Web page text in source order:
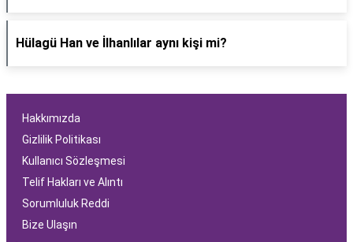
Hülagü Han ve İlhanlılar aynı kişi mi?
Hakkımızda
Gizlilik Politikası
Kullanıcı Sözleşmesi
Telif Hakları ve Alıntı
Sorumluluk Reddi
Bize Ulaşın